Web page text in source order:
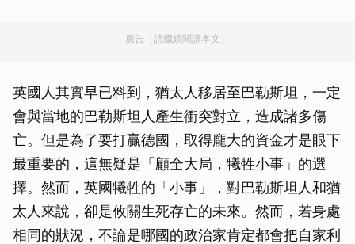
廣告（請繼續閱讀本文）
英國人其實早已料到，猶太人移居至巴勒斯坦，一定
會與當地的巴勒斯坦人產生衝突對立，造成諸多傷
亡。但是為了要打贏德國，取得龐大的資金才是眼下
最重要的，這無疑是「顧全大局，犧牲小事」的選
擇。然而，英國犧牲的「小事」，對巴勒斯坦人和猶
太人來說，卻是攸關生死存亡的未來。然而，若身處
相同的狀況，不論是哪國的政治家肯定都會把自家利